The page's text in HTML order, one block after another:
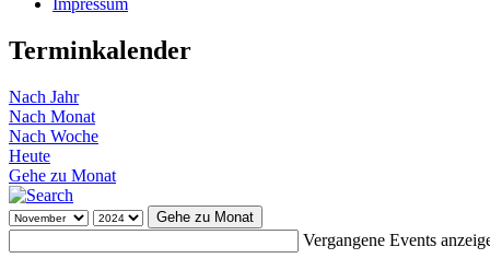
Terminkalender
Nach Jahr
Nach Monat
Nach Woche
Heute
Gehe zu Monat
Gehe zu Monat
Vergangene Events